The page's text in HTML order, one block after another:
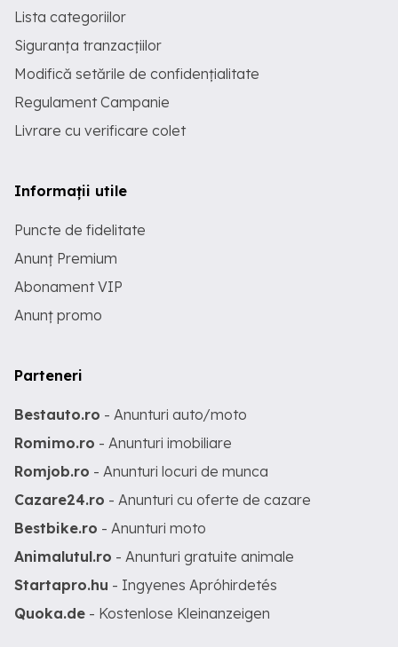
Lista categoriilor
Siguranța tranzacțiilor
Modifică setările de confidențialitate
Regulament Campanie
Livrare cu verificare colet
Informații utile
Puncte de fidelitate
Anunț Premium
Abonament VIP
Anunț promo
Parteneri
Bestauto.ro - Anunturi auto/moto
Romimo.ro - Anunturi imobiliare
Romjob.ro - Anunturi locuri de munca
Cazare24.ro - Anunturi cu oferte de cazare
Bestbike.ro - Anunturi moto
Animalutul.ro - Anunturi gratuite animale
Startapro.hu - Ingyenes Apróhirdetés
Quoka.de - Kostenlose Kleinanzeigen